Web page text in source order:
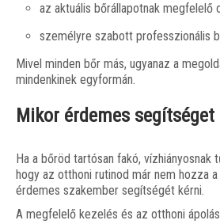
az aktuális bőrállapotnak megfelelő
személyre szabott professzionális
Mivel minden bőr más, ugyanaz a
mindenkinek egyformán.
Mikor érdemes segítséget
Ha a bőröd tartósan fakó, vízhiányosnak
hogy az otthoni rutinod már nem hozza
érdemes szakember segítségét kérni.
A megfelelő kezelés és az otthoni